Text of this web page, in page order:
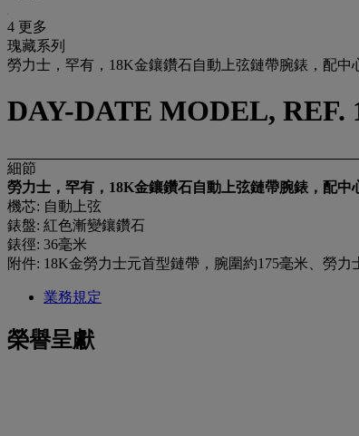
4 更多
瑰藏系列
勞力士，罕有，18K金鑲鑽石自動上弦鏈帶腕錶，配中
DAY-DATE MODEL, REF.
細節
勞力士，罕有，18K金鑲鑽石自動上弦鏈帶腕錶，配
機芯: 自動上弦
錶盤: 紅色漸變鑲鑽石
錶徑: 36毫米
附件: 18K金勞力士元首型鏈帶，腕圍約175毫米、勞
業務規定
榮譽呈獻